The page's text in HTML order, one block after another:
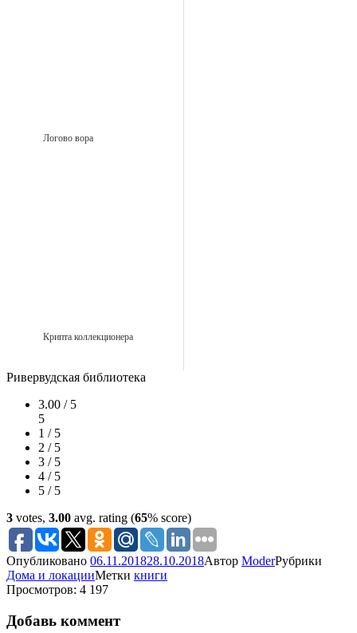
Логово вора
Крипта коллекционера
Ривервудская библиотека
3.00 / 5
5
1 / 5
2 / 5
3 / 5
4 / 5
5 / 5
3 votes, 3.00 avg. rating (65% score)
Опубликовано 06.11.201828.10.2018Автор ModerРубрики
Дома и локацииМетки книги
Просмотров: 4 197
Добавь коммент